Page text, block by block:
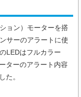
ョン）モーターを搭
サーのアラートに使
LEDはフルカラー
ターのアラート内容
た。